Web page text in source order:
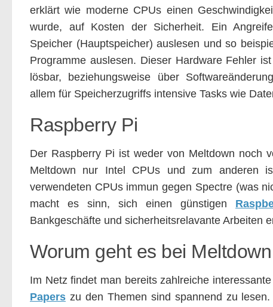
erklärt wie moderne CPUs einen
wurde, auf Kosten der Sicherheit. Ein
Speicher (Hauptspeicher) auslesen und so
Programme auslesen. Dieser Hardware Fehler
lösbar, beziehungsweise über
allem für Speicherzugriffs intensive Tasks wie
Raspberry Pi
Der Raspberry Pi ist weder von Meltdown noch
Meltdown nur Intel CPUs und zum anderen
verwendeten CPUs immun gegen Spectre (was
macht es sinn, sich einen günstigen
Bankgeschäfte und sicherheitsrelavante Arbeiten
Worum geht es bei
Im Netz findet man bereits zahlreiche
Papers zu den Themen sind spannend zu